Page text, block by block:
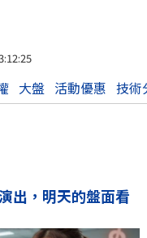
大盤 活動優惠 技術
出，明天的盤面看